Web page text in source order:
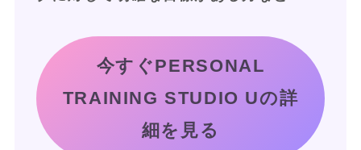
今すぐPERSONAL
TRAINING STUDIO Uの詳
細を見る